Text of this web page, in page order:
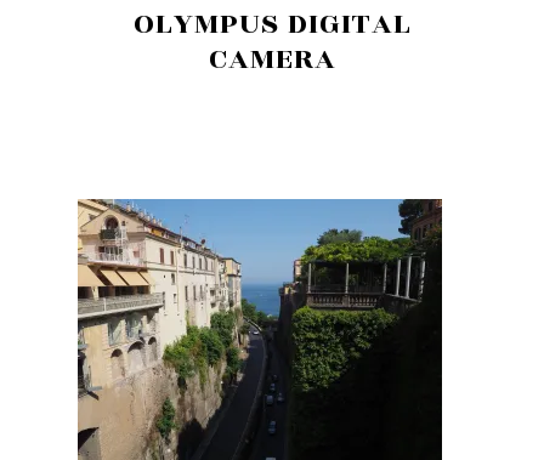
OLYMPUS DIGITAL
CAMERA